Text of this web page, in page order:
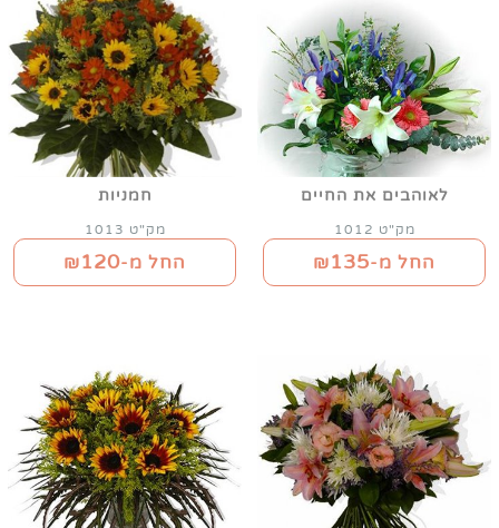
לאוהבים את החיים
מק"ט 1012
החל מ-₪135
חמניות
מק"ט 1013
החל מ-₪120